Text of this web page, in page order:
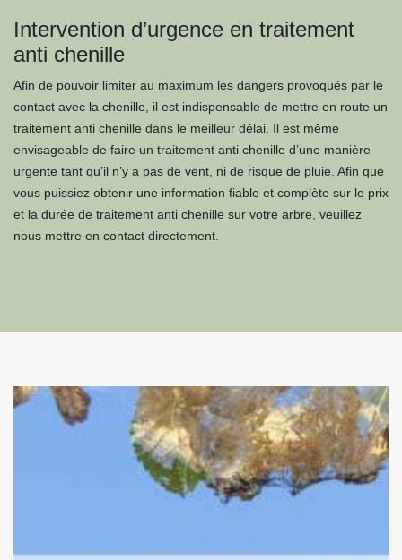
Intervention d’urgence en traitement
anti chenille
Afin de pouvoir limiter au maximum les dangers provoqués par le
contact avec la chenille, il est indispensable de mettre en route un
traitement anti chenille dans le meilleur délai. Il est même
envisageable de faire un traitement anti chenille d’une manière
urgente tant qu’il n’y a pas de vent, ni de risque de pluie. Afin que
vous puissiez obtenir une information fiable et complète sur le prix
et la durée de traitement anti chenille sur votre arbre, veuillez
nous mettre en contact directement.